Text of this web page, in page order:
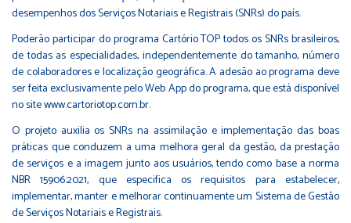
desempenhos dos Serviços Notariais e Registrais (SNRs) do país.
Poderão participar do programa Cartório TOP todos os SNRs brasileiros,
de todas as especialidades, independentemente do tamanho, número
de colaboradores e localização geográfica. A adesão ao programa deve
ser feita exclusivamente pelo Web App do programa, que está disponível
no sitewww.cartoriotop.com.br.
O projeto auxilia os SNRs na assimilação e implementação das boas
práticas que conduzem a uma melhora geral da gestão, da prestação
de serviços e a imagem junto aos usuários, tendo como base a norma
NBR 15906:2021, que especifica os requisitos para estabelecer,
implementar, manter e melhorar continuamente um Sistema de Gestão
de Serviços Notariais e Registrais.